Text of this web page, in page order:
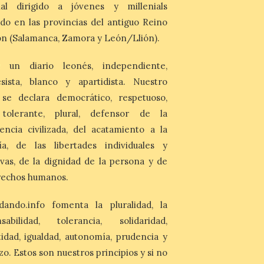
minerales, rocas y fósiles de Castilla y
León’, podrá visitarse hasta finales del
mes de noviembre, con […]
La Bañeza inicia sus
fiestas con el pregón a
cargo de Arturo Martínez
Matilla
8 Ago 2026
El Ayuntamiento de La
Bañeza designa a Arturo
Martínez Matilla como
teatro municipal de La Bañeza. El
comunicador astorgano Arturo Martínez
Matilla, […]
La I Feria de la Cerveza
dirigido a jóvenes y millenials
en las provincias del antiguo Reino
(Salamanca, Zamora y León/Llión).
un diario leonés, independiente,
blanco y apartidista. Nuestro
declara democrático, respetuoso,
tolerante, plural, defensor de la
civilizada, del acatamiento a la
de las libertades individuales y
de la dignidad de la persona y de
humanos.
fomenta la pluralidad, la
tolerancia, solidaridad,
igualdad, autonomía, prudencia y
Estos son nuestros principios y si no